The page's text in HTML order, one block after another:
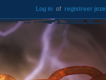
Log in of registreer